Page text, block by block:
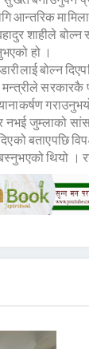
आन्तरिक
शाहीले
हो ।
बोल्न
मन्त्रीले सरकारकै
नभई जुम्लाको
बताएपछि
थियो ।